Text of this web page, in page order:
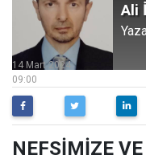
Ali
09:00
14 Mart 2024
NEFSİMİZE